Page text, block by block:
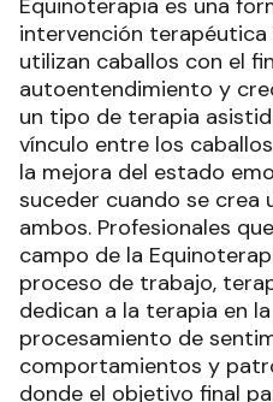
Equinoterapia es una
intervención terapéutica
utilizan caballos con el
autoentendimiento y
un tipo de terapia
vínculo entre los
la mejora del estado
suceder cuando se crea
ambos. Profesionales
campo de la
proceso de trabajo,
dedican a la terapia en
procesamiento de
comportamientos y
donde el objetivo final